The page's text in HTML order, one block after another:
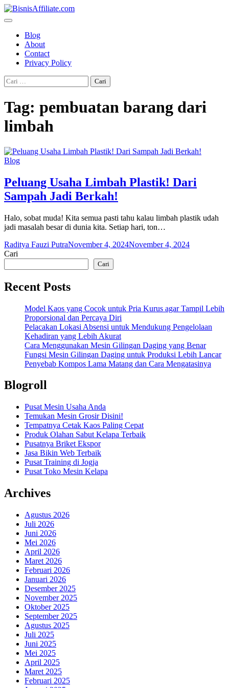
Skip
to
Blog
About
Contact
Privacy Policy
Cari
untuk:
Tag: pembuatan barang dari
limbah
Blog
Peluang Usaha Limbah Plastik! Dari
Sampah Jadi Berkah!
Halo, sobat muda! Kita semua pasti tahu kalau limbah plastik udah
jadi masalah besar di dunia kita. Setiap hari, ton…
Raditya Fauzi PutraNovember 4, 2024November 4, 2024
Cari
Cari
Recent Posts
Model Kaos yang Cocok untuk Pria Kurus agar Tampil Lebih
Proporsional dan Percaya Diri
Pelacakan Lokasi Absensi untuk Mendukung Pengelolaan
Kehadiran yang Lebih Akurat
Cara Menggunakan Mesin Gilingan Daging yang Benar
Fungsi Mesin Gilingan Daging untuk Produksi Lebih Lancar
Penyebab Kompos Lama Matang dan Cara Mengatasinya
Blogroll
Pusat Mesin Usaha Anda
Temukan Mesin Grosir Disini!
Tempatnya Cetak Kaos Paling Cepat
Produk Olahan Sabut Kelapa Terbaik
Pusatnya Briket Ekspor
Jasa Bikin Web Terbaik
Pusat Training di Jogja
Pusat Toko Mesin Kelapa
Archives
Agustus 2026
Juli 2026
Juni 2026
Mei 2026
April 2026
Maret 2026
Februari 2026
Januari 2026
Desember 2025
November 2025
Oktober 2025
September 2025
Agustus 2025
Juli 2025
Juni 2025
Mei 2025
April 2025
Maret 2025
Februari 2025